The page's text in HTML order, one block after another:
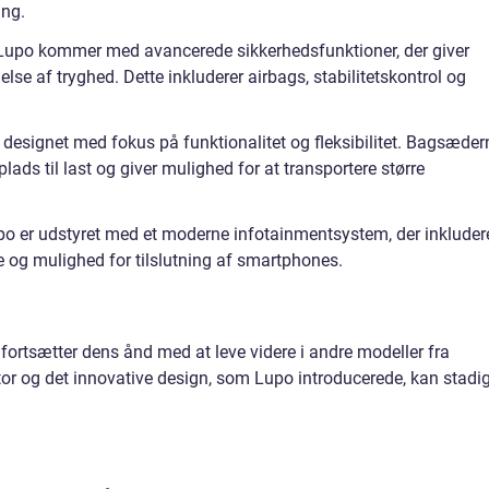
kommer med avancerede sikkerhedsfunktioner, der giver
af tryghed. Dette inkluderer airbags, stabilitetskontrol og
med fokus på funktionalitet og fleksibilitet.
til last og giver mulighed for at transportere større
er udstyret med et moderne infotainmentsystem, der
og mulighed for tilslutning af smartphones.
dens ånd med at leve videre i andre modeller fra
og det innovative design, som Lupo introducerede, kan